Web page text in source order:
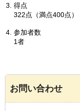
得点
322点（満点400点）
参加者数
1者
お問い合わせ